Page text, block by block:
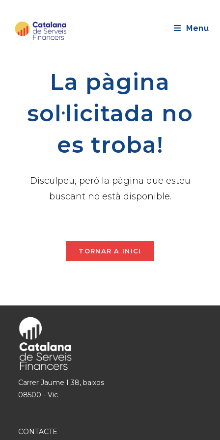
contingut
Menu
La pàgina
sol·licitada no
es troba!
Disculpeu, però la pàgina que esteu
buscant no està disponible.
TORNAR A INICI
Carrer Jaume I 38, baixos
08500 - Vic
CONTACTE